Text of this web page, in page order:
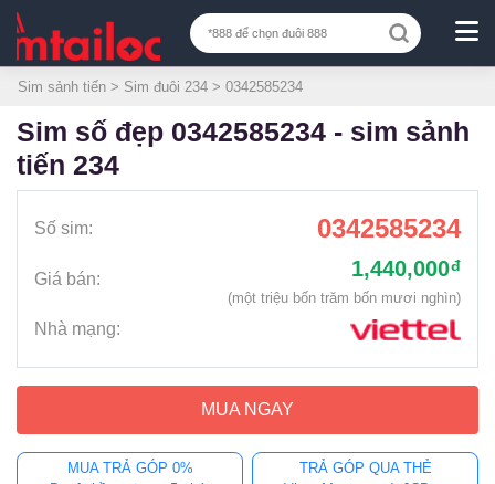
Sim sảnh tiến > Sim đuôi 234 > 0342585234
sim số đẹp 0342585234 - sim sảnh
tiến 234
Số sim: 0342585234
Giá bán: 1,440,000đ
(một triệu bốn trăm bốn mươi nghìn)
Nhà mạng:
MUA NGAY
MUA TRẢ GÓP 0%
TRẢ GÓP QUA THẺ